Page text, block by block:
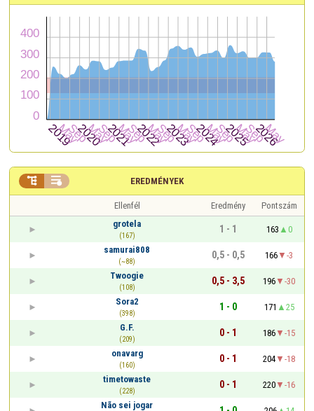
EREDMÉNYEK
 
Ellenfél Eredmény
Pontszám
grotela
(167)
1 - 1 163
0
samurai808
(~88)
0,5 - 0,5 166
-3
Twoogie
(108)
0,5 - 3,5 196
-30
Sora2
(398)
1 - 0 171
25
G.F.
(209)
0 - 1 186
-15
onavarg
(160)
0 - 1 204
-18
timetowaste
(228)
0 - 1 220
-16
Não sei jogar